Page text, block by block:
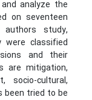
analyze the
on seventeen
authors study,
were classified
and their
are mitigation,
socio-cultural,
been tried to be